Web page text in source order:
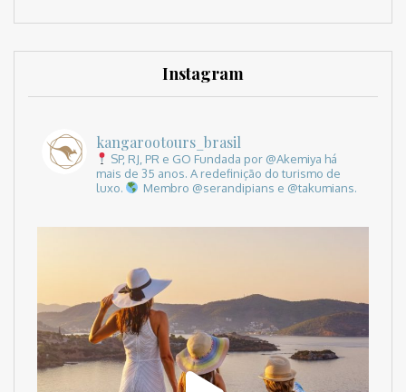
Instagram
kangarootours_brasil
SP, RJ, PR e GO Fundada por @Akemiya há
mais de 35 anos. A redefinição do turismo de
luxo.
Membro @serandipians e @takumians.